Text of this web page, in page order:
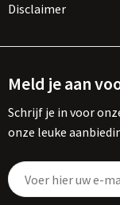
Disclaimer
Meld je aan
Schrijf je in voor
onze leuke